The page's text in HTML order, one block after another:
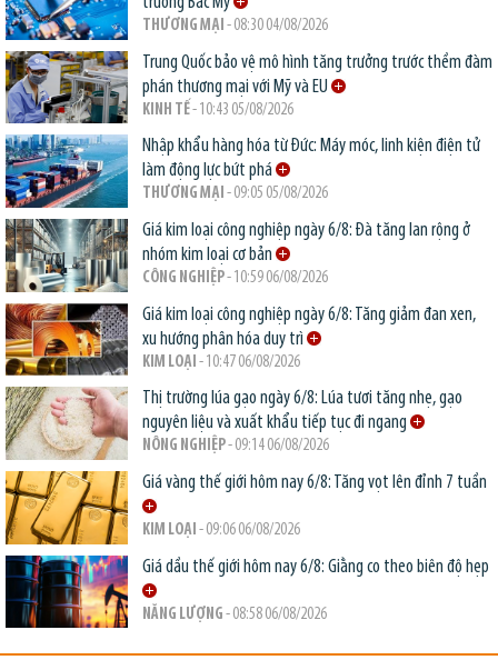
THƯƠNG MẠI - 08:30 04/08/2026
Trung Quốc bảo vệ mô hình tăng trưởng trước thềm đàm
phán thương mại với Mỹ và EU
KINH TẾ- 10:43 05/08/2026
Nhập khẩu hàng hóa từ Đức: Máy móc, linh kiện điện tử
làm động lực bứt phá
THƯƠNG MẠI - 09:05 05/08/2026
Giá kim loại công nghiệp ngày 6/8: Đà tăng lan rộng ở
nhóm kim loại cơ bản
CÔNG NGHIỆP- 10:59 06/08/2026
Giá kim loại công nghiệp ngày 6/8: Tăng giảm đan xen,
xu hướng phân hóa duy trì
KIM LOẠI - 10:47 06/08/2026
Thị trường lúa gạo ngày 6/8: Lúa tươi tăng nhẹ, gạo
nguyên liệu và xuất khẩu tiếp tục đi ngang
NÔNG NGHIỆP- 09:14 06/08/2026
Giá vàng thế giới hôm nay 6/8: Tăng vọt lên đỉnh 7 tuần
KIM LOẠI - 09:06 06/08/2026
Giá dầu thế giới hôm nay 6/8: Giằng co theo biên độ hẹp
NĂNG LƯỢNG - 08:58 06/08/2026